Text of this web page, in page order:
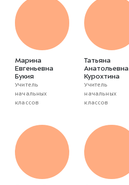
Марина
Евгеньевна
Букия
Учитель
начальных
классов
Татьяна
Анатольевна
Курохтина
Учитель
начальных
классов